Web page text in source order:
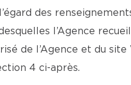
des
l’Agence
de l’Agence et du
4 ci-après.